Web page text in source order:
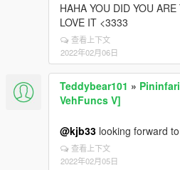
HAHA YOU DID YOU
LOVE IT <3333
查看上下文
2022年02月06日
Teddybear101 »
VehFuncs V]
@kjb33 looking forward
查看上下文
2022年02月05日